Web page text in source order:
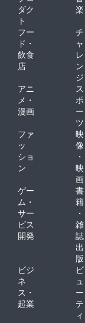
ダク
ト
楽
フー
ド・
飲食
店
チ
ャ
レ
ン
ジ
アニ
メ・
漫画
ス
ポ
ー
ツ
ファ
ッ
ショ
ン
映
像
・
映
画
ゲー
ム・
サー
ビス
開発
書
籍
・
雑
誌
出
版
ビジ
ネ
ス・
起業
ビ
ュ
ー
テ
ィ